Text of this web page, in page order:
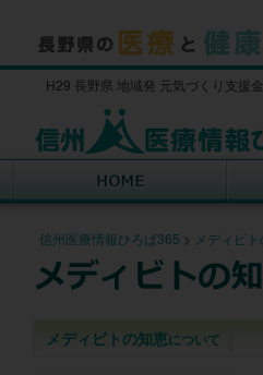
H29 長野県 地域発 元気づくり支援
信州医療情報ひろば365 > メディビ
メディビトの知恵について